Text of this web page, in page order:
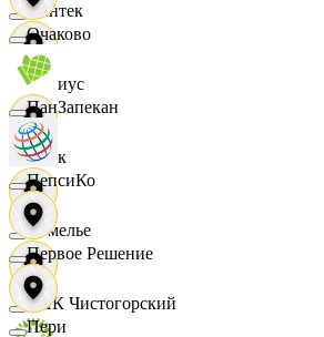
Синтек
Сириус
Смак
Сомелье
СПК Чистогорский
Очаково
ПанЗапекан
ПепсиКо
Первое Решение
Пери